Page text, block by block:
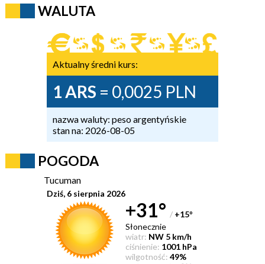
WALUTA
Aktualny średni kurs:
1 ARS = 0,0025 PLN
nazwa waluty: peso argentyńskie
stan na: 2026-08-05
POGODA
Tucuman
Dziś, 6 sierpnia 2026
+31° / +15°
Słonecznie
wiatr: NW 5 km/h
ciśnienie: 1001 hPa
wilgotność: 49%